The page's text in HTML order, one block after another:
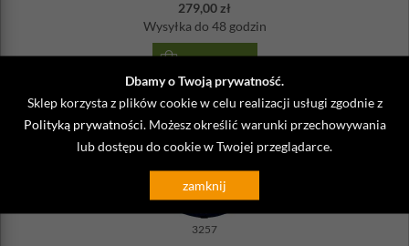
Dbamy o Twoją prywatność.
Sklep korzysta z plików cookie w celu realizacji usługi zgodnie z
Polityką prywatności . Możesz określić warunki przechowywania
lub dostępu do cookie w Twojej przeglądarce.
zamknij
279,00 zł
Wysyłka do 48 godzin
DO KOSZYKA
3257